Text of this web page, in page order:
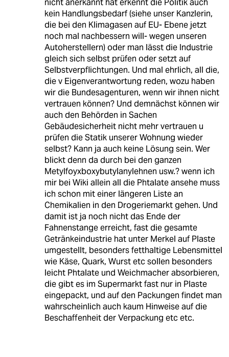
nicht anerkannt hat erkennt die Politik auch
kein Handlungsbedarf (siehe unser Kanzlerin,
die bei den Klimagasen auf EU- Ebene jetzt
noch mal nachbessern will- wegen unseren
Autoherstellern) oder man lässt die Industrie
gleich sich selbst prüfen oder setzt auf
Selbstverpflichtungen. Und mal ehrlich, all die,
die v Eigenverantwortung reden, wozu haben
wir die Bundesagenturen, wenn wir ihnen nicht
vertrauen können? Und demnächst können wir
auch den Behörden in Sachen
Gebäudesicherheit nicht mehr vertrauen u
prüfen die Statik unserer Wohnung wieder
selbst? Kann ja auch keine Lösung sein. Wer
blickt denn da durch bei den ganzen
Metylfoyxboxybutylanylehnen usw.? wenn ich
mir bei Wiki allein all die Phtalate ansehe muss
ich schon mit einer längeren Liste an
Chemikalien in den Drogeriemarkt gehen. Und
damit ist ja noch nicht das Ende der
Fahnenstange erreicht, fast die gesamte
Getränkeindustrie hat unter Merkel auf Plaste
umgestellt, besonders fetthaltige Lebensmittel
wie Käse, Quark, Wurst etc sollen besonders
leicht Phtalate und Weichmacher absorbieren,
die gibt es im Supermarkt fast nur in Plaste
eingepackt, und auf den Packungen findet man
wahrscheinlich auch kaum Hinweise auf die
Beschaffenheit der Verpackung etc etc.